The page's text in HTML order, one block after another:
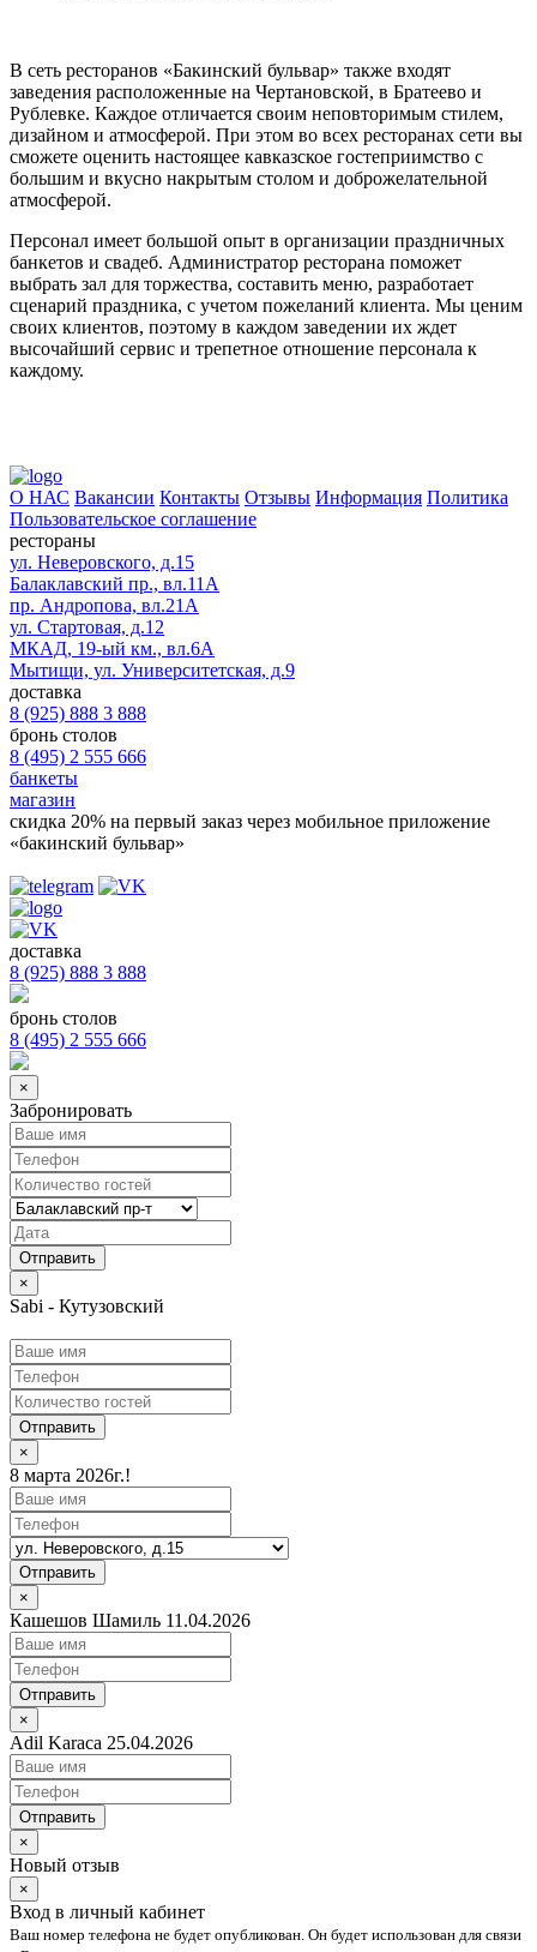
В сеть ресторанов «Бакинский бульвар» также входят
заведения расположенные на Чертановской, в Братеево и
Рублевке. Каждое отличается своим неповторимым стилем,
дизайном и атмосферой. При этом во всех ресторанах сети вы
сможете оценить настоящее кавказское гостеприимство с
большим и вкусно накрытым столом и доброжелательной
атмосферой.
Персонал имеет большой опыт в организации праздничных
банкетов и свадеб. Администратор ресторана поможет
выбрать зал для торжества, составить меню, разработает
сценарий праздника, с учетом пожеланий клиента. Мы ценим
своих клиентов, поэтому в каждом заведении их ждет
высочайший сервис и трепетное отношение персонала к
каждому.
О НАС Вакансии Контакты Отзывы Информация Политика
Пользовательское соглашение
рестораны
ул. Неверовского, д.15
Балаклавский пр., вл.11А
пр. Андропова, вл.21А
ул. Стартовая, д.12
МКАД, 19-ый км., вл.6А
Мытищи, ул. Университетская, д.9
доставка
8 (925) 888 3 888
бронь столов
8 (495) 2 555 666
банкеты
магазин
скидка 20% на первый заказ через мобильное приложение
«бакинский бульвар»
доставка
8 (925) 888 3 888
бронь столов
8 (495) 2 555 666
×
Забронировать
×
Sabi - Кутузовский
Отправить
×
8 марта 2026г.!
Отправить
×
Кашешов Шамиль 11.04.2026
Отправить
×
Adil Karaca 25.04.2026
Отправить
×
Новый отзыв
×
Вход в личный кабинет
Ваш номер телефона не будет опубликован. Он будет использован для связи